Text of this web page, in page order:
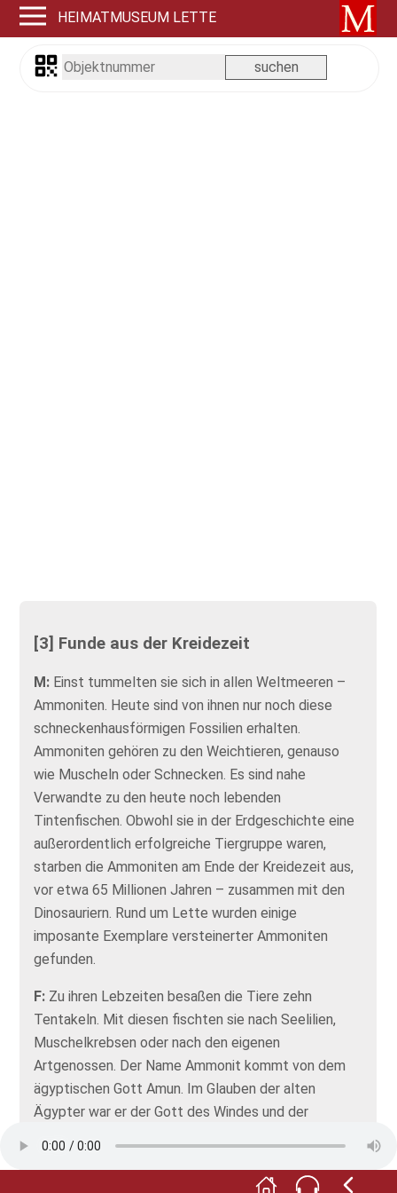
HEIMATMUSEUM LETTE
[3] Funde aus der Kreidezeit
M: Einst tummelten sie sich in allen Weltmeeren –
Ammoniten. Heute sind von ihnen nur noch diese
schneckenhausförmigen Fossilien erhalten.
Ammoniten gehören zu den Weichtieren, genauso
wie Muscheln oder Schnecken. Es sind nahe
Verwandte zu den heute noch lebenden
Tintenfischen. Obwohl sie in der Erdgeschichte eine
außerordentlich erfolgreiche Tiergruppe waren,
starben die Ammoniten am Ende der Kreidezeit aus,
vor etwa 65 Millionen Jahren – zusammen mit den
Dinosauriern. Rund um Lette wurden einige
imposante Exemplare versteinerter Ammoniten
gefunden.
F: Zu ihren Lebzeiten besaßen die Tiere zehn
Tentakeln. Mit diesen fischten sie nach Seelilien,
Muschelkrebsen oder nach den eigenen
Artgenossen. Der Name Ammonit kommt von dem
ägyptischen Gott Amun. Im Glauben der alten
Ägypter war er der Gott des Windes und der
Gehäuse der Ammoniten erinnert doch irgendwie an